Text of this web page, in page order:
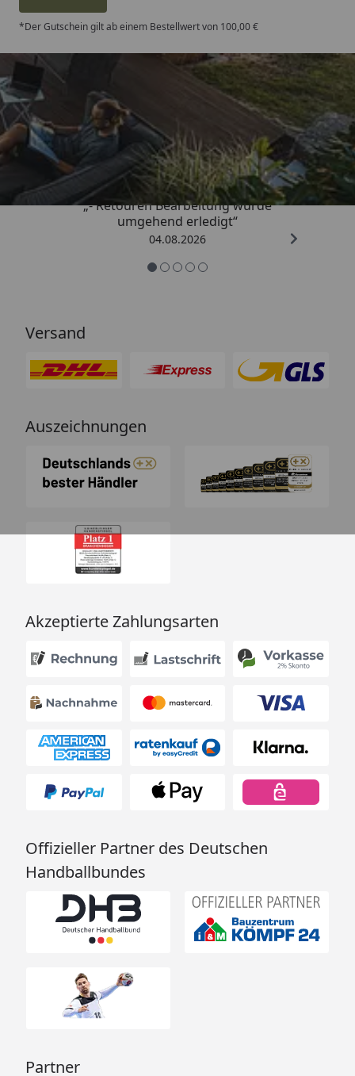
*Der Gutschein gilt ab einem Bestellwert von 100,00 €
Trusted Shops
4,81/ 5
„- Retouren Bearbeitung wurde
umgehend erledigt“
04.08.2026
Versand
Auszeichnungen
Akzeptierte Zahlungsarten
Offizieller Partner des Deutschen
Handballbundes
Partner